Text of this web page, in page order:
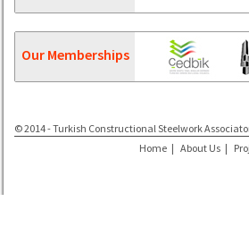
Our Memberships
© 2014 - Turkish Constructional Steelwork
Home | About Us |